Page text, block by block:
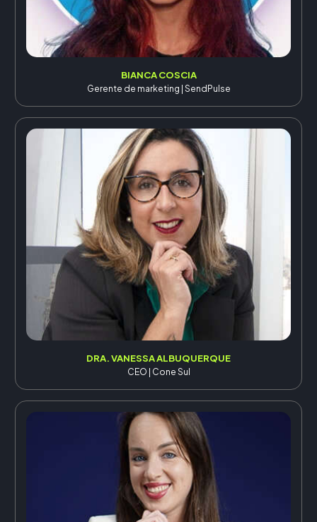
BIANCA COSCIA
Gerente de marketing | SendPulse
DRA. VANESSA ALBUQUERQUE
CEO | Cone Sul